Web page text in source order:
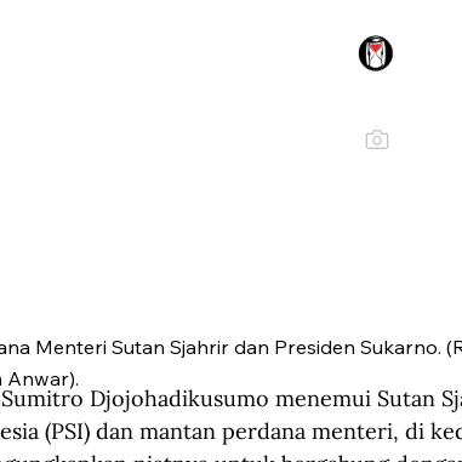
Menteri Sutan Sjahrir dan Presiden Sukarno.
Anwar).
Sumitro Djojohadikusumo menemui Sutan
(PSI) dan mantan perdana menteri, di